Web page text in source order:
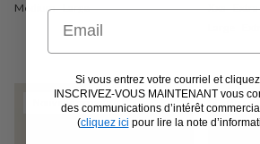
Medium Large Xxs Extra
Nouvelle arrivée
Email
Si vous entrez votre courriel et
INSCRIVEZ-VOUS MAINTENANT vous
des communications d’intérêt
(cliquez ici pour lire la note